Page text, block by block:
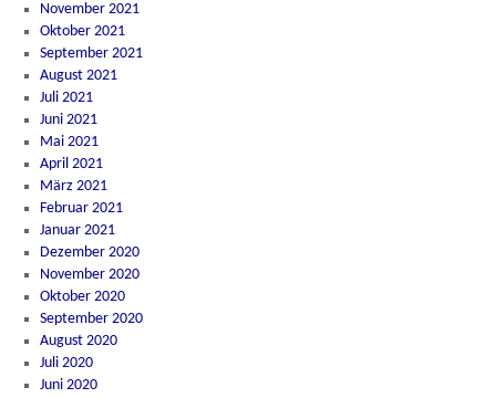
November 2021
Oktober 2021
September 2021
August 2021
Juli 2021
Juni 2021
Mai 2021
April 2021
März 2021
Februar 2021
Januar 2021
Dezember 2020
November 2020
Oktober 2020
September 2020
August 2020
Juli 2020
Juni 2020